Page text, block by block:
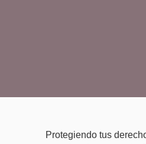
Protegiendo tus